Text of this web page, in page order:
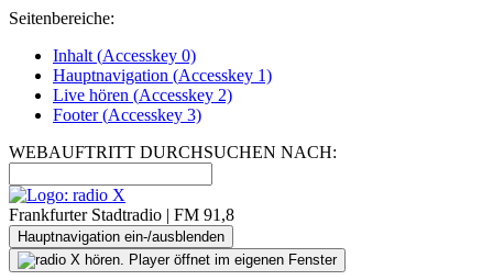
Seitenbereiche:
Inhalt (Accesskey 0)
Hauptnavigation (Accesskey 1)
Live hören (Accesskey 2)
Footer(Accesskey 3)
WEBAUFTRITT DURCHSUCHEN NACH:
Frankfurter Stadtradio | FM 91,8
Hauptnavigation ein-/ausblenden